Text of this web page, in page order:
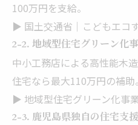
100万円を支給。
▶️ 国土交通省｜こどもエコ
2-2. 地域型住宅グリーン化
中小工務店による高性能木
住宅なら最大110万円の補助。
▶️ 地域型住宅グリーン化事
2-3. 鹿児島県独自の住宅支